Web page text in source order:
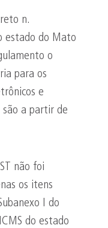
n.
estado do Mato
o
para os
e
são a partir de
não foi
os itens
I do
do estado